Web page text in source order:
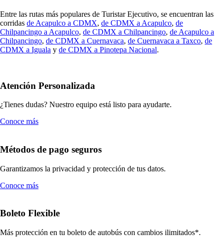
Entre las rutas más populares de Turistar Ejecutivo, se encuentran las
corridas de Acapulco a CDMX, de CDMX a Acapulco, de
Chilpancingo a Acapulco, de CDMX a Chilpancingo, de Acapulco a
Chilpancingo, de CDMX a Cuernavaca, de Cuernavaca a Taxco, de
CDMX a Iguala y de CDMX a Pinotepa Nacional.
Atención Personalizada
¿Tienes dudas? Nuestro equipo está listo para ayudarte.
Conoce más
Métodos de pago seguros
Garantizamos la privacidad y protección de tus datos.
Conoce más
Boleto Flexible
Más protección en tu boleto de autobús con cambios ilimitados*.